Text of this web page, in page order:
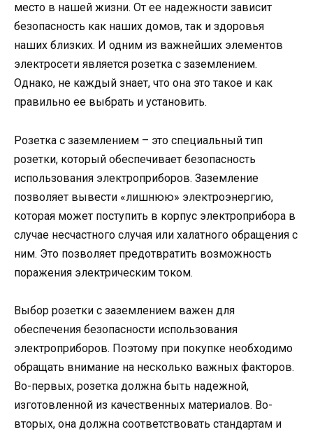
место в нашей жизни. От ее надежности зависит
безопасность как наших домов, так и здоровья
наших близких. И одним из важнейших элементов
электросети является розетка с заземлением.
Однако, не каждый знает, что она это такое и как
правильно ее выбрать и установить.
Розетка с заземлением – это специальный тип
розетки, который обеспечивает безопасность
использования электроприборов. Заземление
позволяет вывести «лишнюю» электроэнергию,
которая может поступить в корпус электроприбора в
случае несчастного случая или халатного обращения с
ним. Это позволяет предотвратить возможность
поражения электрическим током.
Выбор розетки с заземлением важен для
обеспечения безопасности использования
электроприборов. Поэтому при покупке необходимо
обращать внимание на несколько важных факторов.
Во-первых, розетка должна быть надежной,
изготовленной из качественных материалов. Во-
вторых, она должна соответствовать стандартам и